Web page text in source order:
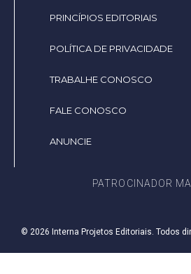
PRINCÍPIOS EDITORIAIS
POLÍTICA DE PRIVACIDADE
TRABALHE CONOSCO
FALE CONOSCO
ANUNCIE
PATROCINADOR
© 2026 Interna Projetos Editoriais. Todos